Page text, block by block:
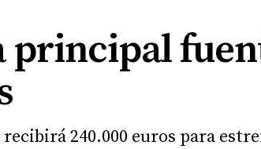
principal
240.000 euros para